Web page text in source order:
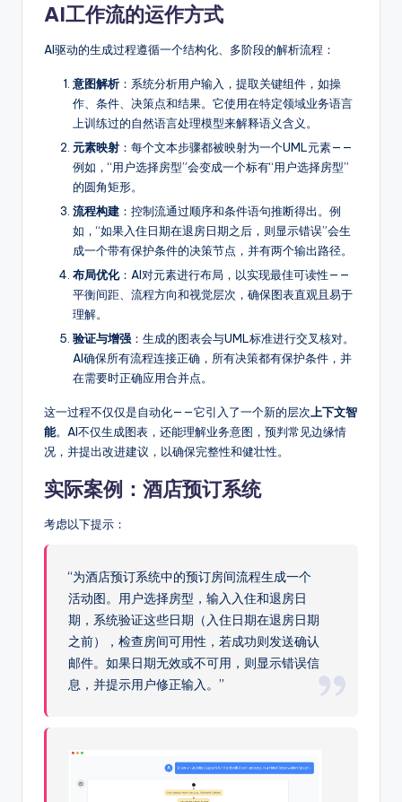
AI工作流的运作方式
AI驱动的生成过程遵循一个结构化、多阶段的解析流程：
意图解析 ：系统分析用户输入，提取关键组件，如操
作、条件、决策点和结果。它使用在特定领域业务语言
上训练过的自然语言处理模型来解释语义含义。
元素映射 ：每个文本步骤都被映射为一个UML元素——
例如，“用户选择房型”会变成一个标有“用户选择房型”
的圆角矩形。
流程构建 ：控制流通过顺序和条件语句推断得出。例
如，“如果入住日期在退房日期之后，则显示错误”会生
成一个带有保护条件的决策节点，并有两个输出路径。
布局优化：AI对元素进行布局，以实现最佳可读性——
平衡间距、流程方向和视觉层次，确保图表直观且易于
理解。
验证与增强 ：生成的图表会与UML标准进行交叉核对。
AI确保所有流程连接正确，所有决策都有保护条件，并
在需要时正确应用合并点。
这一过程不仅仅是自动化——它引入了一个新的层次 上下文智
能。AI不仅生成图表，还能理解业务意图，预判常见边缘情
况，并提出改进建议，以确保完整性和健壮性。
实际案例：酒店预订系统
考虑以下提示：
“为酒店预订系统中的预订房间流程生成一个
活动图。用户选择房型，输入入住和退房日
期，系统验证这些日期（入住日期在退房日期
之前），检查房间可用性，若成功则发送确认
邮件。如果日期无效或不可用，则显示错误信
息，并提示用户修正输入。”